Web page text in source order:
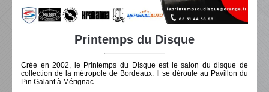
Printemps du Disque
Crée en 2002, le Printemps du Disque est le salon du disque de
collection de la métropole de Bordeaux. Il se déroule au Pavillon du
Pin Galant à Mérignac.